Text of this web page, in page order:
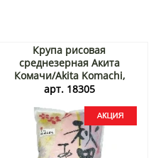
Крупа рисовая
среднезерная Акита
Комачи/Akita Komachi,
Япония, 5 кг (урожай Ноябрь
арт. 18305